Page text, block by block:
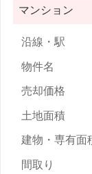
マンション